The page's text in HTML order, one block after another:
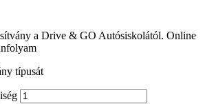
a Drive & GO Autósiskolától. Online
típusát